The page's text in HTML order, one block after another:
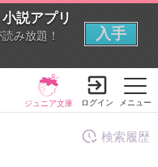
説アプリ
み放題！
入手
メニュー
ジュニア文庫 ログイン
検索履歴